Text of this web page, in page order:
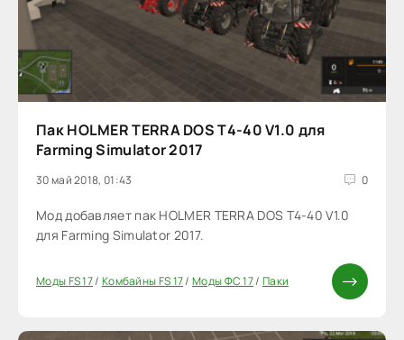
Пак HOLMER TERRA DOS T4-40 V1.0 для
Farming Simulator 2017
30 май 2018, 01:43 0
Мод добавляет пак HOLMER TERRA DOS T4-40 V1.0
для Farming Simulator 2017.
Моды FS 17/ Комбайны FS 17/Моды ФС 17/ Паки